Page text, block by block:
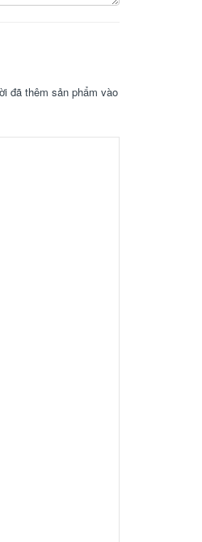
đã thêm sản phẩm vào